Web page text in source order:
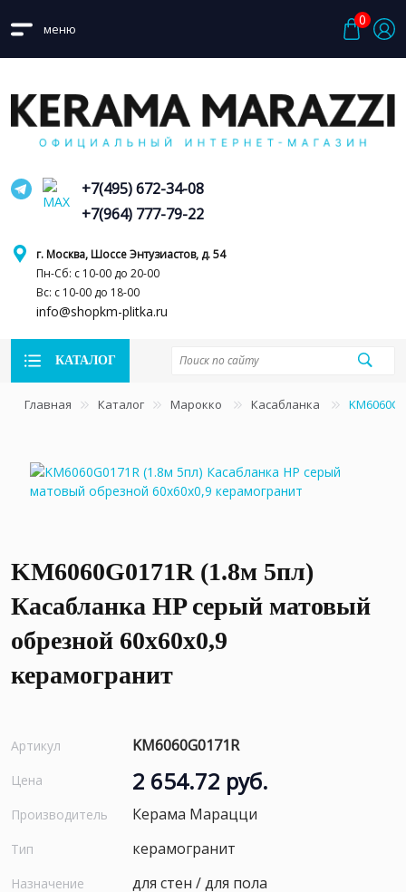
меню
0
г. Москва, Шоссе Энтузиастов, д. 54
Пн-Сб: с 10-00 до 20-00
Вс: с 10-00 до 18-00
info@shopkm-plitka.ru
+7(495) 672-34-08
+7(964) 777-79-22
КАТАЛОГ
Главная Каталог Марокко Касабланка
KM6060G0171R (1.8м 5пл)
Касабланка HP серый матовый
обрезной 60x60x0,9
керамогранит
Артикул KM6060G0171R
Цена 2 654.72 руб.
Производитель Керама Марацци
Тип керамогранит
Назначение для стен / для пола